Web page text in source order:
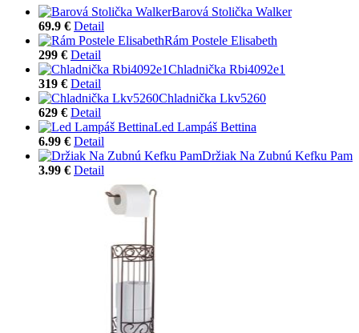
Barová Stolička Walker
69.9 € Detail
Rám Postele Elisabeth
299 € Detail
Chladnička Rbi4092e1
319 € Detail
Chladnička Lkv5260
629 € Detail
Led Lampáš Bettina
6.99 € Detail
Držiak Na Zubnú Kefku Pam
3.99 € Detail